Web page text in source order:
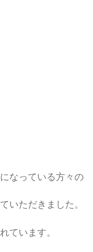
なっている方々の
いただきました。
ています。